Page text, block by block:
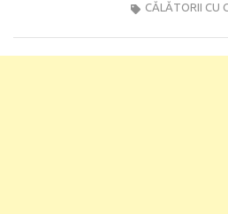
CĂLĂTORII CU